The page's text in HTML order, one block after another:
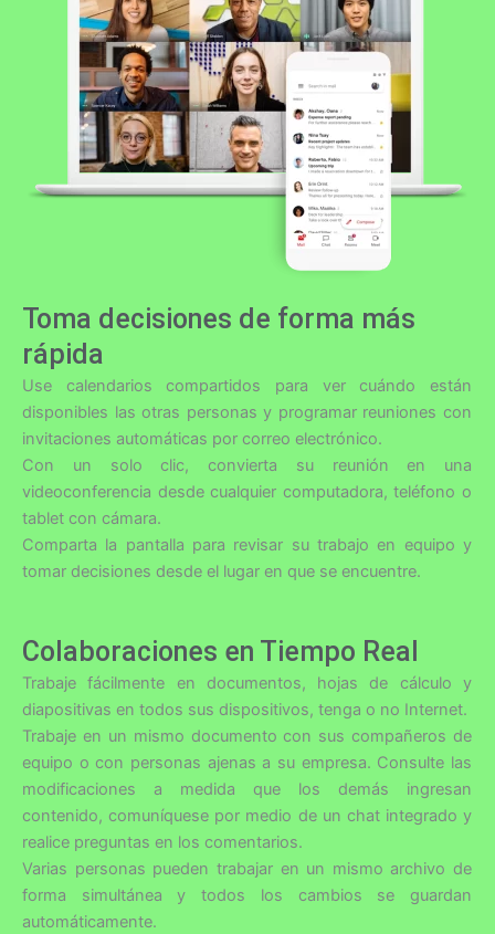
Toma decisiones de forma más
rápida
Use calendarios compartidos para ver cuándo están
disponibles las otras personas y programar reuniones con
invitaciones automáticas por correo electrónico.
Con un solo clic, convierta su reunión en una
videoconferencia desde cualquier computadora, teléfono o
tablet con cámara.
Comparta la pantalla para revisar su trabajo en equipo y
tomar decisiones desde el lugar en que se encuentre.
Colaboraciones en Tiempo Real
Trabaje fácilmente en documentos, hojas de cálculo y
diapositivas en todos sus dispositivos, tenga o no Internet.
Trabaje en un mismo documento con sus compañeros de
equipo o con personas ajenas a su empresa. Consulte las
modificaciones a medida que los demás ingresan
contenido, comuníquese por medio de un chat integrado y
realice preguntas en los comentarios.
Varias personas pueden trabajar en un mismo archivo de
forma simultánea y todos los cambios se guardan
automáticamente.